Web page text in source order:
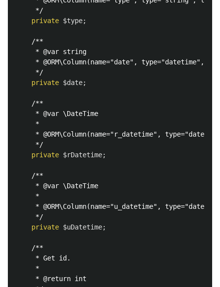
     */
private $type;
/**
     * @var string
* @ORM\Column(name="date",
     */
private $date;
/**
     * @var \DateTime
     *
* @ORM\Column(name="r_datetime",
     */
private $rDatetime;
/**
     * @var \DateTime
     *
* @ORM\Column(name="u_datetime",
     */
private $uDatetime;
/**
     * Get id.
     *
     * @return int